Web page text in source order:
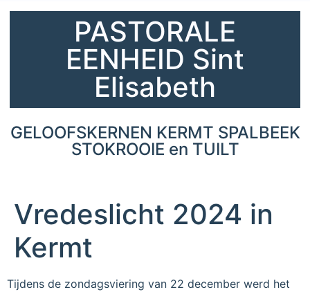
PASTORALE
EENHEID Sint
Elisabeth
GELOOFSKERNEN KERMT SPALBEEK
STOKROOIE en TUILT
Vredeslicht 2024 in
Kermt
Tijdens de zondagsviering van 22 december werd het